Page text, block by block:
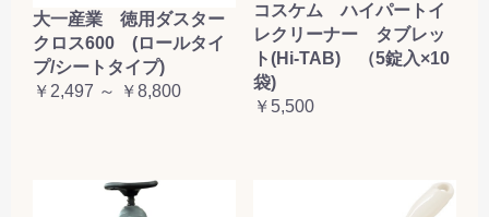
大一産業 徳用ダスター
クロス600 (ロールタイ
プ/シートタイプ)
￥2,497 ～ ￥8,800
コスケム ハイパートイ
レクリーナー タブレッ
ト(Hi-TAB) （5錠入×10
袋)
￥5,500